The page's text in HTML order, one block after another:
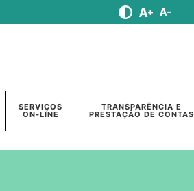
SERVIÇOS
ON-LINE
TRANSPARÊNCIA E
PRESTAÇÃO DE CONTAS